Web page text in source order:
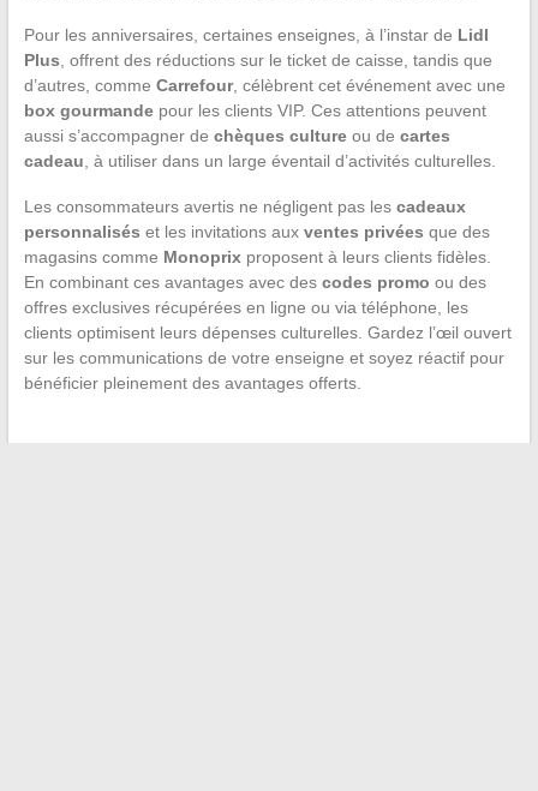
Pour les anniversaires, certaines enseignes, à l’instar de Lidl
Plus , offrent des réductions sur le ticket de caisse, tandis que
d’autres, comme Carrefour, célèbrent cet événement avec une
box gourmandepour les clients VIP. Ces attentions peuvent
aussi s’accompagner de chèques cultureou de cartes
cadeau , à utiliser dans un large éventail d’activités culturelles.
Les consommateurs avertis ne négligent pas les cadeaux
personnalisés et les invitations aux ventes privées que des
magasins comme Monoprixproposent à leurs clients fidèles.
En combinant ces avantages avec des codes promo ou des
offres exclusives récupérées en ligne ou via téléphone, les
clients optimisent leurs dépenses culturelles. Gardez l’œil ouvert
sur les communications de votre enseigne et soyez réactif pour
bénéficier pleinement des avantages offerts.